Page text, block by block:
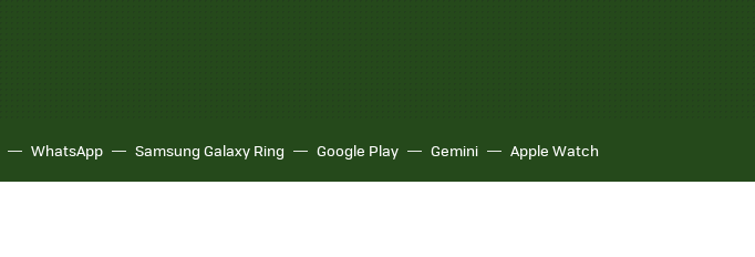
WhatsApp Samsung Galaxy Ring Google Play Gemini Apple Watch